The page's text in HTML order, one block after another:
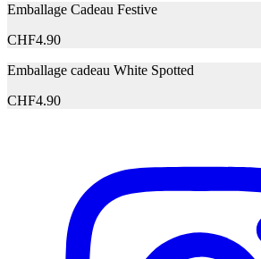
Emballage Cadeau Festive
CHF4.90
Emballage cadeau White Spotted
CHF4.90